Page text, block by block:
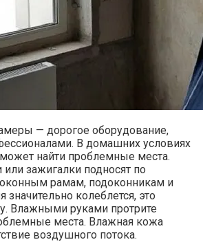
— дорогое оборудование,
В домашних условиях
найти проблемные места.
зажигалки подносят по
рамам, подоконникам и
значительно колеблется, это
Влажными руками протрите
места. Влажная кожа
воздушного потока.